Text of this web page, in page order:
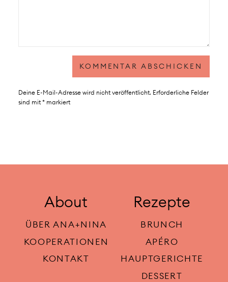
Deine E-Mail-Adresse wird nicht veröffentlicht. Erforderliche Felder
sind mit *markiert
About
ÜBER ANA+NINA
KOOPERATIONEN
KONTAKT
Rezepte
BRUNCH
APÉRO
HAUPTGERICHTE
DESSERT